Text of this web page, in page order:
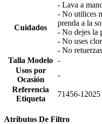
Cuidados
- Lava a
- No utilices
prenda a la
- No dejes la
- No uses
- No
Talla Modelo -
Usos por
Ocasión
-
Referencia
Etiqueta
71456-12025
Atributos De Filtro